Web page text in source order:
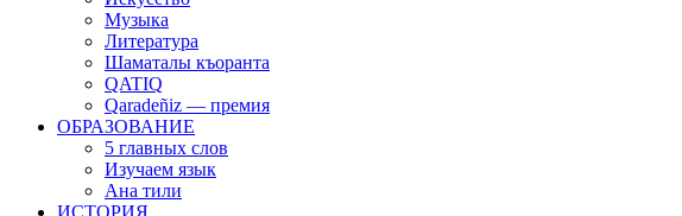
Музыка
Литература
Шаматалы къоранта
QATIQ
Qaradeñiz — премия
ОБРАЗОВАНИЕ
5 главных слов
Изучаем язык
Ана тили
ИСТОРИЯ